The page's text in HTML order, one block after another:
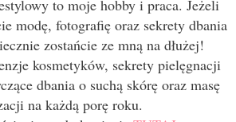
to moje hobby i praca. Jeżeli
modę, fotografię oraz sekrety dbania
zostańcie ze mną na dłużej!
kosmetyków, sekrety pielęgnacji
dbania o suchą skórę oraz masę
na każdą porę roku.